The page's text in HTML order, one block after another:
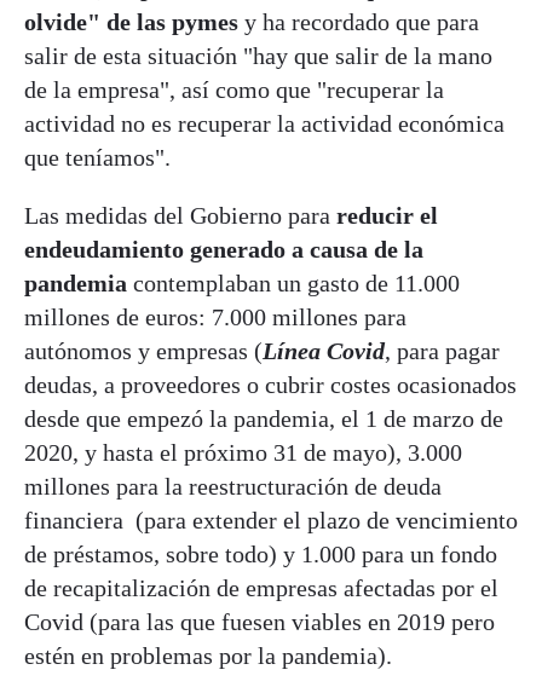
olvide" de las pymes y ha recordado que para
salir de esta situación "hay que salir de la mano
de la empresa", así como que "recuperar la
actividad no es recuperar la actividad económica
que teníamos".
Las medidas del Gobierno para reducir el
endeudamiento generado a causa de la
pandemia contemplaban un gasto de 11.000
millones de euros: 7.000 millones para
autónomos y empresas (Línea Covid, para pagar
deudas, a proveedores o cubrir costes ocasionados
desde que empezó la pandemia, el 1 de marzo de
2020, y hasta el próximo 31 de mayo), 3.000
millones para la reestructuración de deuda
financiera (para extender el plazo de vencimiento
de préstamos, sobre todo) y 1.000 para un fondo
de recapitalización de empresas afectadas por el
Covid (para las que fuesen viables en 2019 pero
estén en problemas por la pandemia).